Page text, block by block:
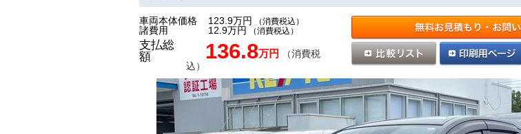
車両本体価格 123.9万円 （消費税込）
諸費用 12.9万円 （消費税込）
支払総
額
136.8万円
（消費税
込）